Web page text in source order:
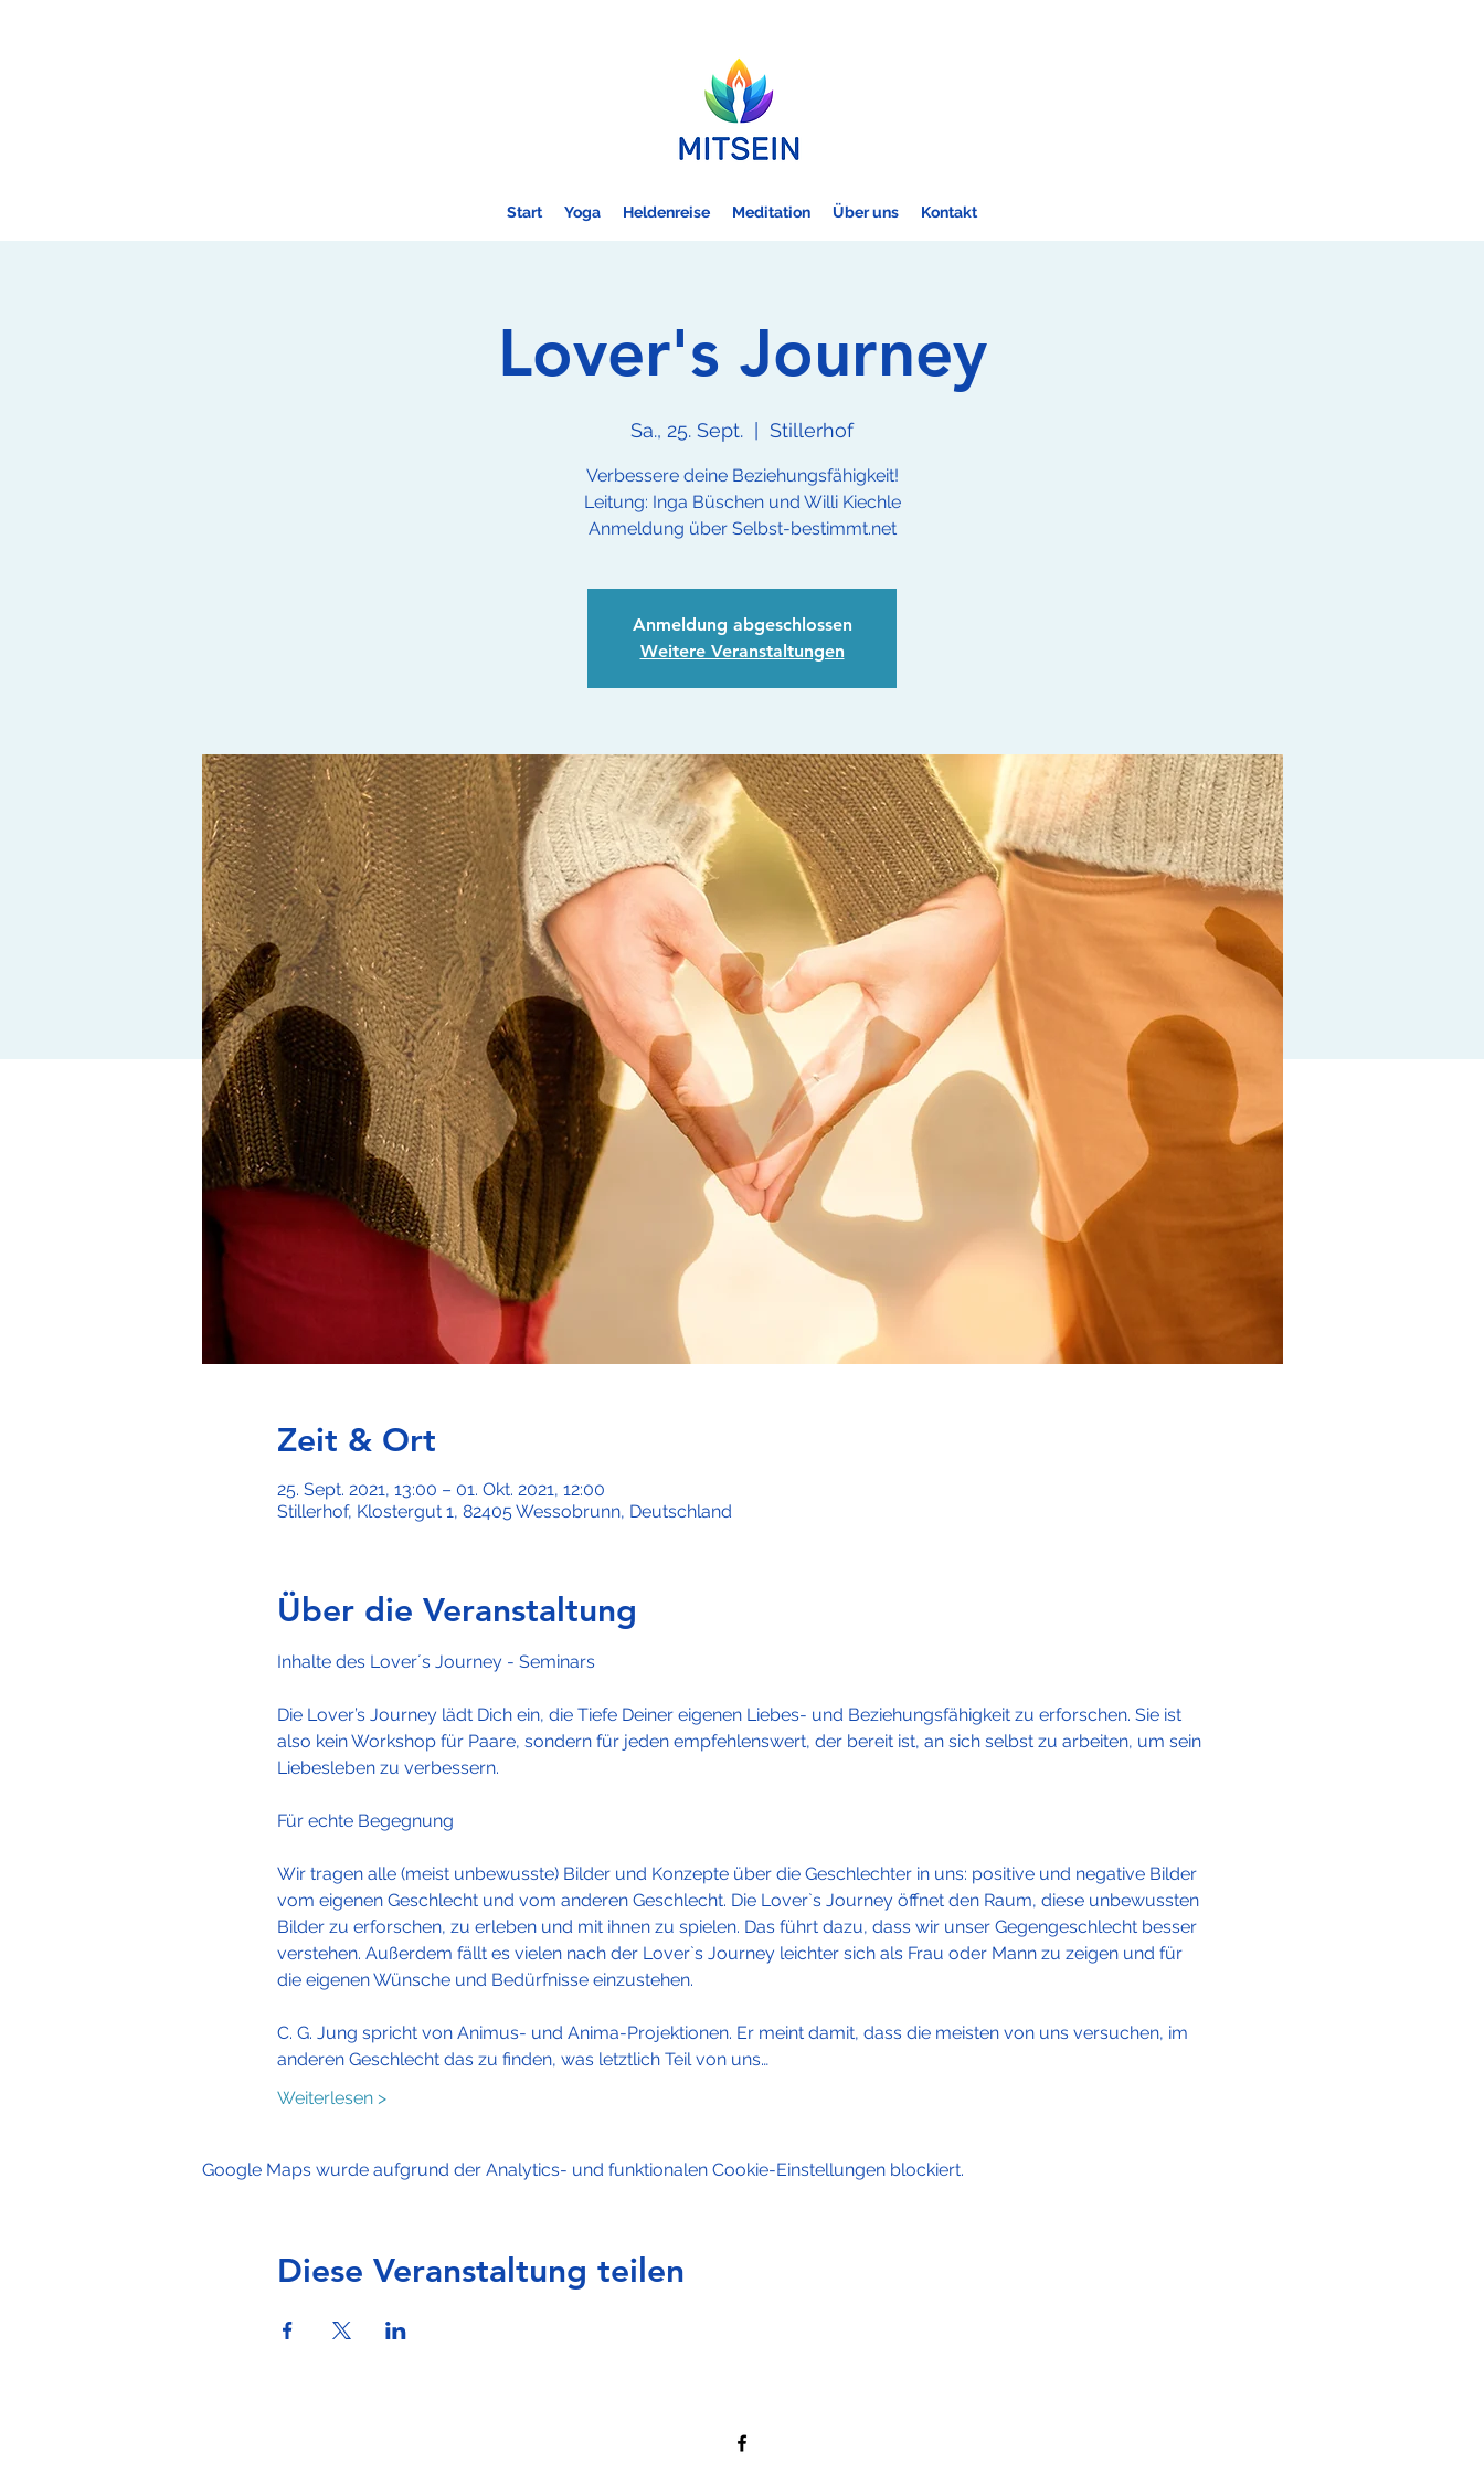
Start Yoga Heldenreise Meditation Über uns Kontakt
Lover's Journey
Sa., 25. Sept. Stillerhof
Verbessere deine Beziehungsfähigkeit!
Leitung: Inga Büschen und Willi Kiechle
Anmeldung über Selbst-bestimmt.net
Anmeldung abgeschlossen
Weitere Veranstaltungen
Zeit & Ort
25. Sept. 2021, 13:00 – 01. Okt. 2021, 12:00
Stillerhof, Klostergut 1, 82405 Wessobrunn, Deutschland
Über die Veranstaltung
Die Lover’s Journey lädt Dich ein, die Tiefe Deiner eigenen Liebes- und Beziehungsfähigkeit zu erforschen. Sie ist
also kein Workshop für Paare, sondern für jeden empfehlenswert, der bereit ist, an sich selbst zu arbeiten, um sein
Liebesleben zu verbessern.
Wir tragen alle (meist unbewusste) Bilder und Konzepte über die Geschlechter in uns: positive und negative Bilder
vom eigenen Geschlecht und vom anderen Geschlecht. Die Lover`s Journey öffnet den Raum, diese unbewussten
Bilder zu erforschen, zu erleben und mit ihnen zu spielen. Das führt dazu, dass wir unser Gegengeschlecht besser
verstehen. Außerdem fällt es vielen nach der Lover`s Journey leichter sich als Frau oder Mann zu zeigen und für
die eigenen Wünsche und Bedürfnisse einzustehen.
C. G. Jung spricht von Animus- und Anima-Projektionen. Er meint damit, dass die meisten von uns versuchen, im
anderen Geschlecht das zu finden, was letztlich Teil von uns…
Weiterlesen >
Google Maps wurde aufgrund der Analytics- und funktionalen Cookie-Einstellungen blockiert.
Diese Veranstaltung teilen